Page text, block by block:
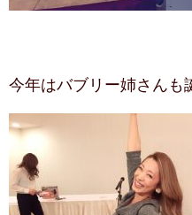
今年はバブリー姉さんも